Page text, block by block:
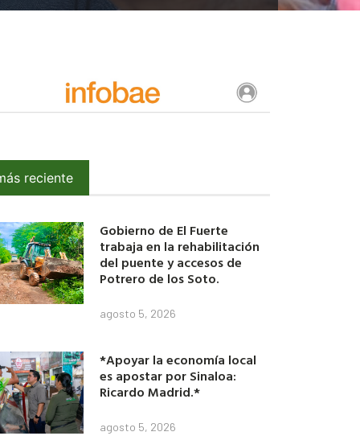
reciente
Gobierno de El Fuerte
trabaja en la rehabilitación
del puente y accesos de
Potrero de los Soto.
agosto 5, 2026
*Apoyar la economía local
es apostar por Sinaloa:
Ricardo Madrid.*
agosto 5, 2026